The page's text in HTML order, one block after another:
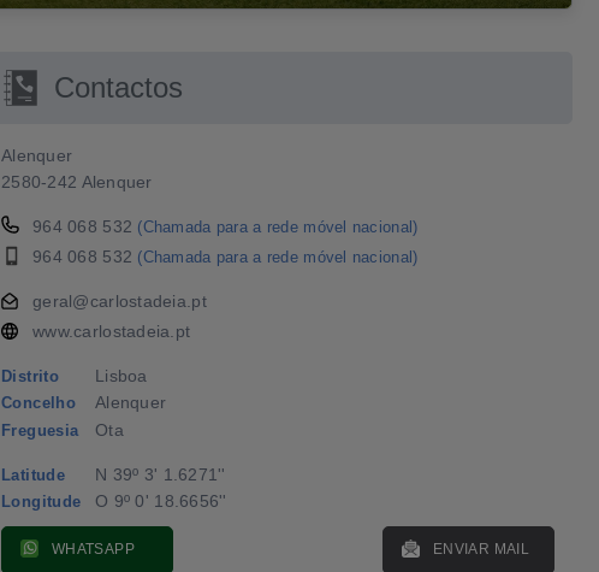
Contactos
Alenquer
2580-242 Alenquer
964 068 532 (Chamada para a rede móvel nacional)
964 068 532 (Chamada para a rede móvel nacional)
geral@carlostadeia.pt
www.carlostadeia.pt
Distrito Lisboa
Concelho Alenquer
Freguesia Ota
Latitude N 39º 3' 1.6271''
Longitude O 9º 0' 18.6656''
WHATSAPP ENVIAR MAIL